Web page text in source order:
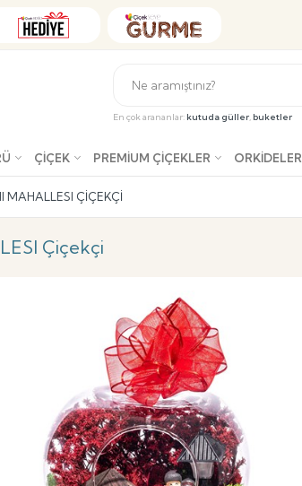
En çok arananlar: kutuda güller, buketler
ÇIÇEK PREMIUM ÇIÇEKLER ORKIDELER
MAHALLESI ÇIÇEKÇI
Çiçekçi